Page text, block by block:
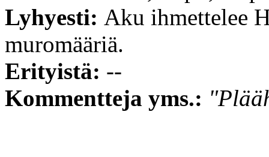
Lyhyesti: Aku ihmettelee
muromääriä.
Erityistä: --
Kommentteja yms.: